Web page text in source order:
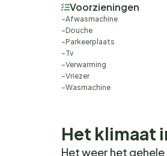
Voorzieningen
Afwasmachine
Douche
Parkeerplaats
Tv
Verwarming
Vriezer
Wasmachine
Het klimaat
Het weer het gehele